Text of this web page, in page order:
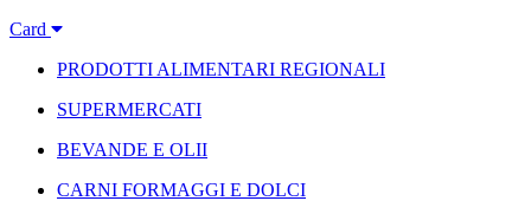
Card
PRODOTTI ALIMENTARI REGIONALI
SUPERMERCATI
BEVANDE E OLII
CARNI FORMAGGI E DOLCI